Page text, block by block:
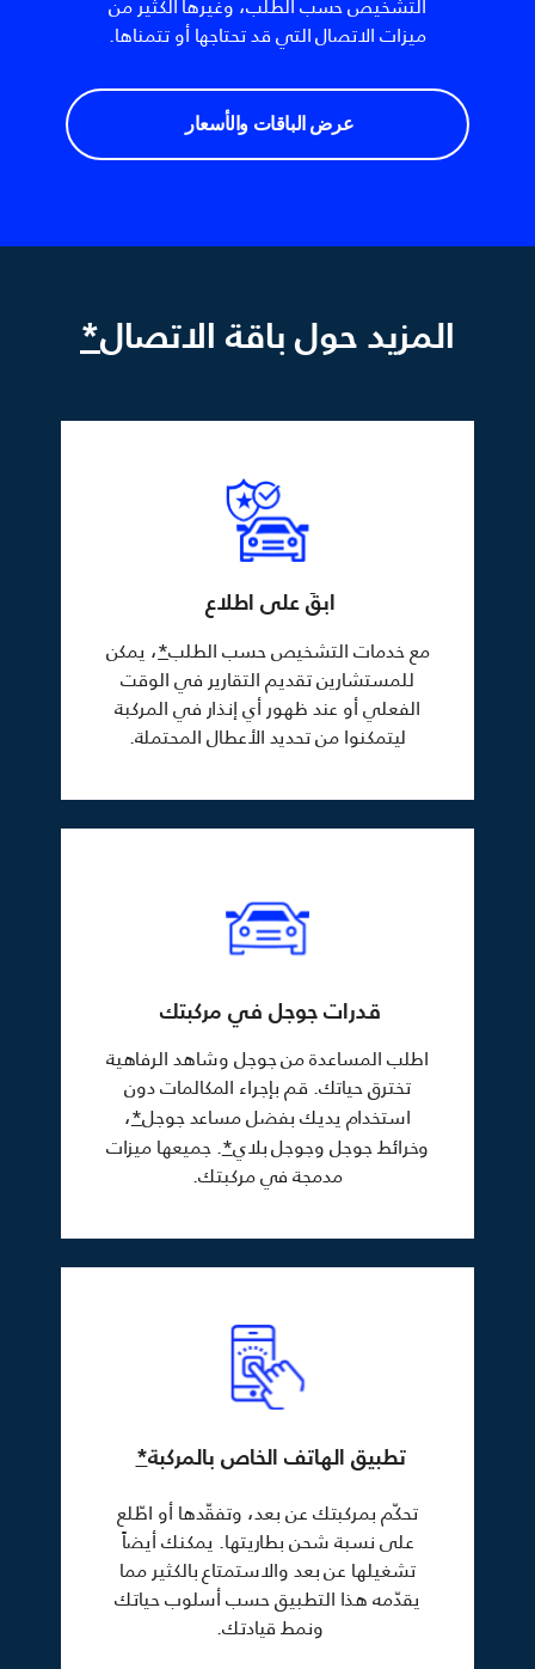
التشخيص حسب الطلب، وغيرها الكثير من
ميزات الاتصال التي قد تحتاجها أو تتمناها.
عرض الباقات والأسعار
المزيد حول باقة الاتصال*
ابقَ على اطلاع
مع خدمات التشخيص حسب الطلب*، يمكن
للمستشارين تقديم التقارير في الوقت
الفعلي أو عند ظهور أي إنذار في المركبة
ليتمكنوا من تحديد الأعطال المحتملة.
قدرات جوجل في مركبتك
اطلب المساعدة من جوجل وشاهد الرفاهية
تخترق حياتك. قم بإجراء المكالمات دون
استخدام يديك بفضل مساعد جوجل*،
وخرائط جوجل وجوجل بلاي*. جميعها ميزات
مدمجة في مركبتك.
تطبيق الهاتف الخاص بالمركبة*
تحكّم بمركبتك عن بعد، وتفقّدها أو اطّلع
على نسبة شحن بطاريتها. يمكنك أيضاً
تشغيلها عن بعد والاستمتاع بالكثير مما
يقدّمه هذا التطبيق حسب أسلوب حياتك
ونمط قيادتك.